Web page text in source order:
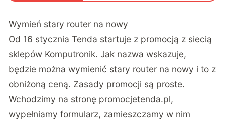
Wymień stary router na nowy
Od 16 styczniaTenda startuje z promocją z siecią
sklepów Komputronik. Jak nazwa wskazuje,
będzie można wymienić stary router na nowy i to z
obniżoną ceną. Zasady promocji są proste.
Wchodzimy na stronę promocjetenda.pl,
wypełniamy formularz, zamieszczamy w nim